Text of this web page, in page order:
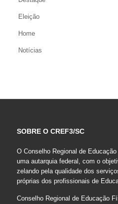
Eleição
Home
Notícias
SOBRE O CREF3/SC
O Conselho Regional de
uma autarquia federal, com o
zelando pela qualidade dos
próprias dos profissionais de
Conselho Regional de Educação